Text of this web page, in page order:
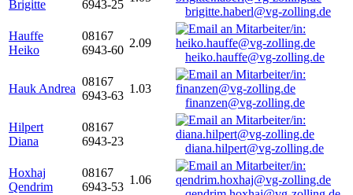
Brigitte
6943-25
brigitte.haberl@vg-zolling.de
Hauffe
Heiko
08167
6943-60
2.09
heiko.hauffe@vg-zolling.de
Hauk Andrea
08167
6943-63
1.03
finanzen@vg-zolling.de
Hilpert
Diana
08167
6943-23
diana.hilpert@vg-zolling.de
Hoxhaj
Qendrim
08167
6943-53
1.06